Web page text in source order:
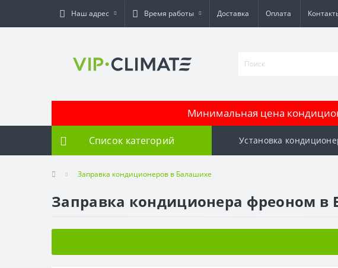
Наш адрес Время работы Доставка Оплата
Минимальная цена
Список категорий Установка
Заправка кондиционеров в Балашихе
Заправка кондиционера фреоном в